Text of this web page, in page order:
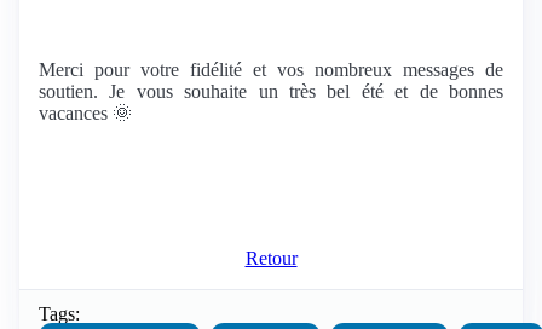
Merci pour votre fidélité et vos nombreux messages de
soutien. Je vous souhaite un très bel été et de bonnes
vacances 🌞
Retour
Tags: